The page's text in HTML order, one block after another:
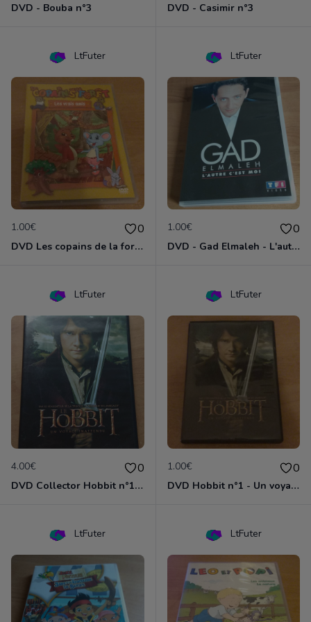
DVD - Bouba n°3 DVD - Casimir n°3
LtFuter
1.00€ 0
DVD Les copains de la forêt : les vrais amis
LtFuter
1.00€ 0
DVD - Gad Elmaleh - L'autre c'est moi
LtFuter
4.00€ 0
DVD Collector Hobbit n°1 - Un voyage inattendu
LtFuter
1.00€ 0
DVD Hobbit n°1 - Un voyage inattendu
LtFuter LtFuter